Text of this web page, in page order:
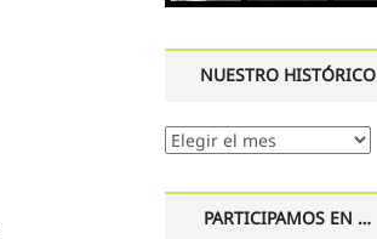
NUESTRO HISTÓRICO
Nuestro
PARTICIPAMOS EN …